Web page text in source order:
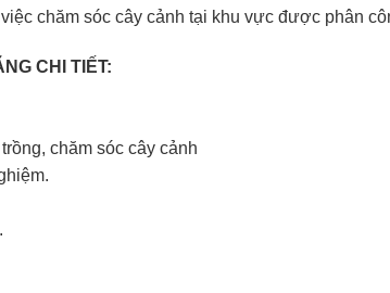
chăm sóc cây cảnh tại khu vực được phân
CHI TIẾT:
chăm sóc cây cảnh